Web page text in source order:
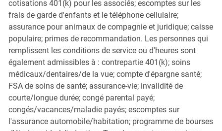
cotisations 401(k) pour les associés; escomptes sur les
frais de garde d'enfants et le téléphone cellulaire;
assurance pour animaux de compagnie et juridique; caisse
populaire; primes de recommandation. Les personnes qui
remplissent les conditions de service ou d'heures sont
également admissibles à : contrepartie 401(k); soins
médicaux/dentaires/de la vue; compte d'épargne santé;
FSA de soins de santé; assurance-vie; invalidité de
courte/longue durée; congé parental payé;
congés/vacances/maladie payés; escomptes sur
l'assurance automobile/habitation; programme de bourses